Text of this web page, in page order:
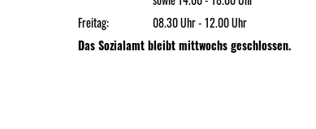
Freitag:
08.30 Uhr - 12.00 Uhr
Das Sozialamt bleibt mittwochs geschlossen.